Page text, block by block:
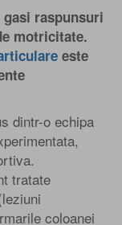
raspunsuri
motricitate.
este
dintr-o echipa
tratate
coloanei